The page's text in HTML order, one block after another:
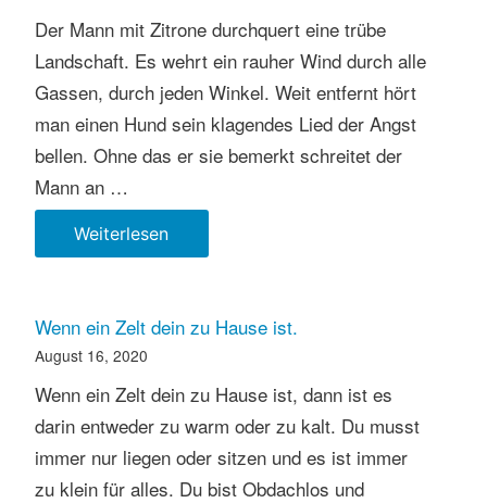
Der Mann mit Zitrone durchquert eine trübe
Landschaft. Es wehrt ein rauher Wind durch alle
Gassen, durch jeden Winkel. Weit entfernt hört
man einen Hund sein klagendes Lied der Angst
bellen. Ohne das er sie bemerkt schreitet der
Mann an …
WeiterlesenMann
mit
Wenn ein Zelt dein zu Hause ist.
August 16, 2020
Wenn ein Zelt dein zu Hause ist, dann ist es
darin entweder zu warm oder zu kalt. Du musst
immer nur liegen oder sitzen und es ist immer
zu klein für alles. Du bist Obdachlos und